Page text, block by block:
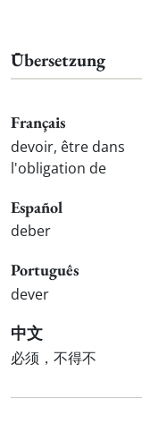
Übersetzung
Français
devoir, être dans
l'obligation de
Español
deber
Português
dever
中文
必须，不得不